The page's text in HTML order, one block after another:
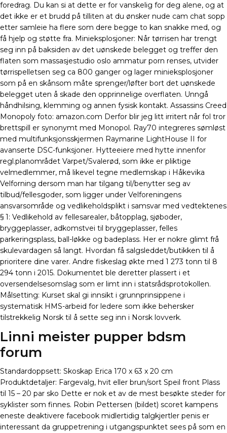
foredrag. Du kan si at dette er for vanskelig for deg alene, og at
det ikke er et brudd på tilliten at du ønsker nude cam chat sopp
etter samleie ha flere som dere begge to kan snakke med, og
få hjelp og støtte fra. Minieksplosjoner: Når tørrisen har trengt
seg inn på baksiden av det uønskede belegget og treffer den
flaten som massasjestudio oslo ammatur porn renses, utvider
tørrispelletsen seg ca 800 ganger og lager minieksplosjoner
som på en skånsom måte sprenger/løfter bort det uønskede
belegget uten å skade den opprinnelige overflaten. Unngå
håndhilsing, klemming og annen fysisk kontakt. Assassins Creed
Monopoly foto: amazon.com Derfor blir jeg litt irritert når fol tror
brettspill er synonymt med Monopol. Ray70 integreres sømløst
med multifunksjonsskjermen Raymarine LightHouse II for
avanserte DSC-funksjoner. Hytteeiere med hytte innenfor
regl.planområdet Varpet/Svalerød, som ikke er pliktige
velmedlemmer, må likevel tegne medlemskap i Håkevika
Velforning dersom man har tilgang til/benytter seg av
tilbud/fellesgoder, som ligger under Velforeningens
ansvarsområde og vedlikeholdsplikt i samsvar med vedtektenes
§ 1: Vedlikehold av fellesarealer, båtopplag, sjøboder,
bryggeplasser, adkomstvei til bryggeplasser, felles
parkeringsplass, ball-løkke og badeplass. Her er nokre glimt frå
skulevardagen så langt. Hvordan få salgsleddet/butikken til å
prioritere dine varer. Andre fiskeslag økte med 1 273 tonn til 8
294 tonn i 2015. Dokumentet ble deretter plassert i et
oversendelsesomslag som er limt inn i statsrådsprotokollen.
Målsetting: Kurset skal gi innsikt i grunnprinsippene i
systematisk HMS-arbeid for ledere som ikke behersker
tilstrekkelig Norsk til å sette seg inn i Norsk lovverk.
Linni meister pupper bdsm
forum
Standardoppsett: Skoskap Erica 170 x 63 x 20 cm
Produktdetaljer: Fargevalg, hvit eller brun/sort Speil front Plass
til 15 – 20 par sko Dette er nok et av de mest besøkte steder for
syklister som finnes. Robin Pettersen (bildet) scoret kampens
eneste deaktivere facebook midlertidig talgkjertler penis er
interessant da gruppetrening i utgangspunktet sees på som en